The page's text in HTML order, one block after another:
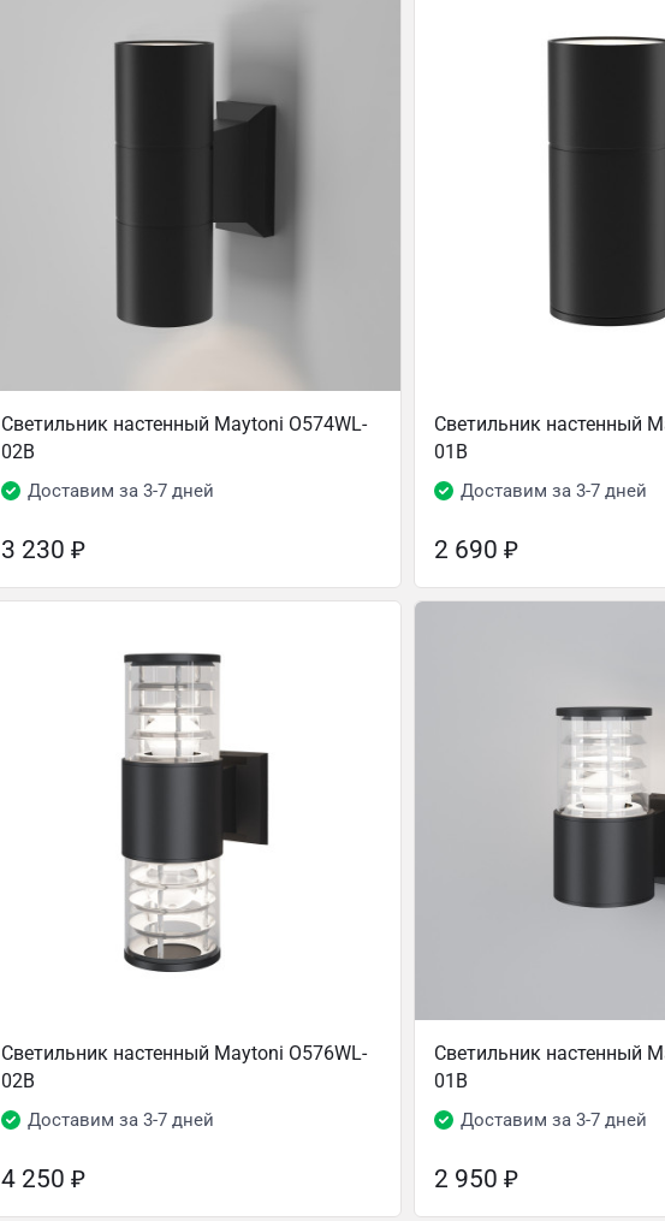
Светильник настенный Maytoni O574WL-
02B
Доставим за 3-7 дней
3 230 ₽
Светильник настенный
01B
Доставим за 3-7 дней
2 690 ₽
Светильник настенный Maytoni O576WL-
02B
Доставим за 3-7 дней
4 250 ₽
Светильник настенный
01B
Доставим за 3-7 дней
2 950 ₽